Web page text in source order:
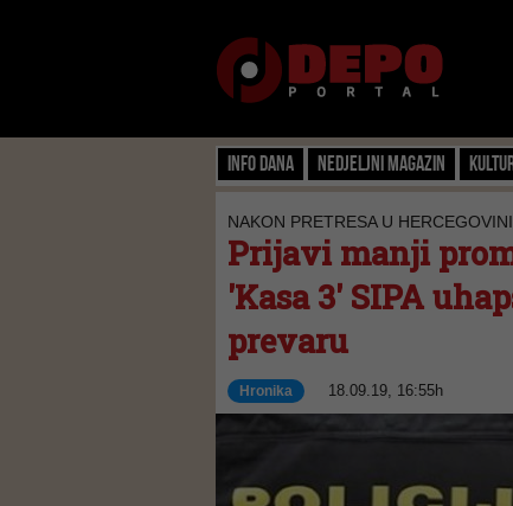
Info dana Nedjeljni magazin
NAKON PRETRESA U HERCEGOVINI
Prijavi manji
'Kasa 3' SIPA
prevaru
Hronika 18.09.19, 16:55h